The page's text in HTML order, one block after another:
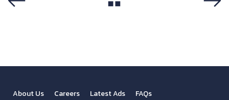
About Us Careers Latest Ads
FAQs